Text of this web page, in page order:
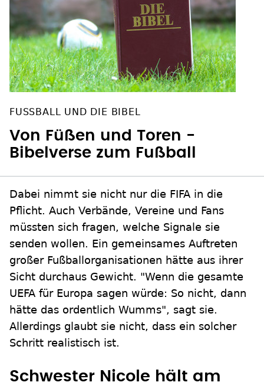
FUSSBALL UND DIE BIBEL
Von Füßen und Toren -
Bibelverse zum Fußball
Dabei nimmt sie nicht nur die FIFA in die
Pflicht. Auch Verbände, Vereine und Fans
müssten sich fragen, welche Signale sie
senden wollen. Ein gemeinsames Auftreten
großer Fußballorganisationen hätte aus ihrer
Sicht durchaus Gewicht. "Wenn die gesamte
UEFA für Europa sagen würde: So nicht, dann
hätte das ordentlich Wumms", sagt sie.
Allerdings glaubt sie nicht, dass ein solcher
Schritt realistisch ist.
Schwester Nicole hält am